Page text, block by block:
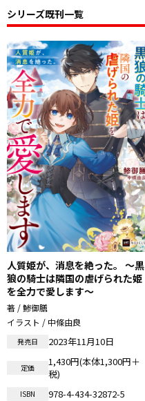
シリーズ既刊一覧
人質姫が、消息を絶った。 ～黒
狼の騎士は隣国の虐げられた姫
を全力で愛します～
著 / 鯵御膳
イラスト / 中條由良
発売日 2023年11月10日
定価
1,430円(本体1,300円＋
税)
ISBN 978-4-434-32872-5